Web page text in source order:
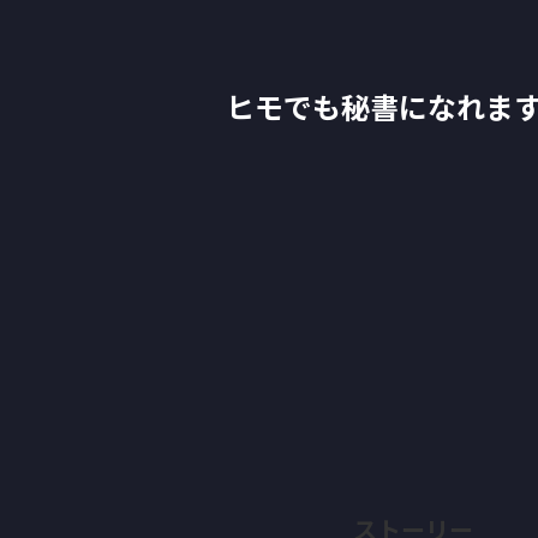
ヒモでも秘書になれま
ストーリー